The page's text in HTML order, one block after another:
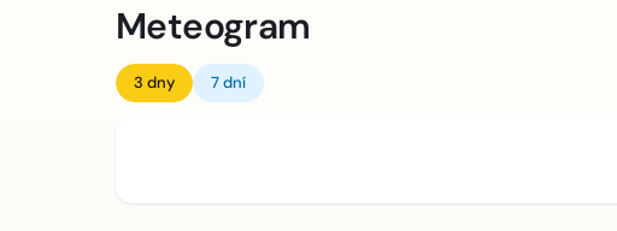
Meteogram
3 dny 7 dní